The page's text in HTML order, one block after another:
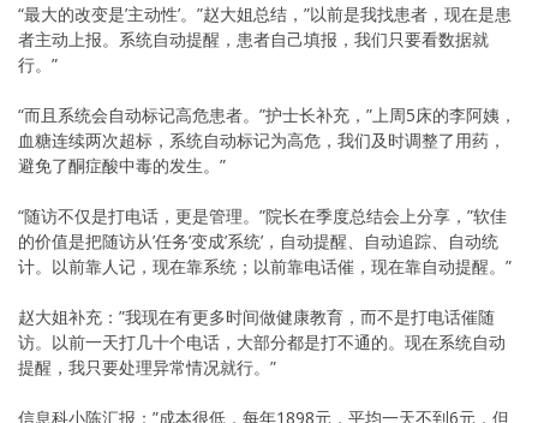
“最大的改变是’主动性’。”赵大姐总结，”以前是我找患者，现在是患
者主动上报。系统自动提醒，患者自己填报，我们只要看数据就
行。”
“而且系统会自动标记高危患者。”护士长补充，”上周5床的李阿姨，
血糖连续两次超标，系统自动标记为高危，我们及时调整了用药，
避免了酮症酸中毒的发生。”
“随访不仅是打电话，更是管理。”院长在季度总结会上分享，”软佳
的价值是把随访从’任务’变成’系统’，自动提醒、自动追踪、自动统
计。以前靠人记，现在靠系统；以前靠电话催，现在靠自动提醒。”
赵大姐补充：”我现在有更多时间做健康教育，而不是打电话催随
访。以前一天打几十个电话，大部分都是打不通的。现在系统自动
提醒，我只要处理异常情况就行。”
信息科小陈汇报：”成本很低，每年1898元，平均一天不到6元，但